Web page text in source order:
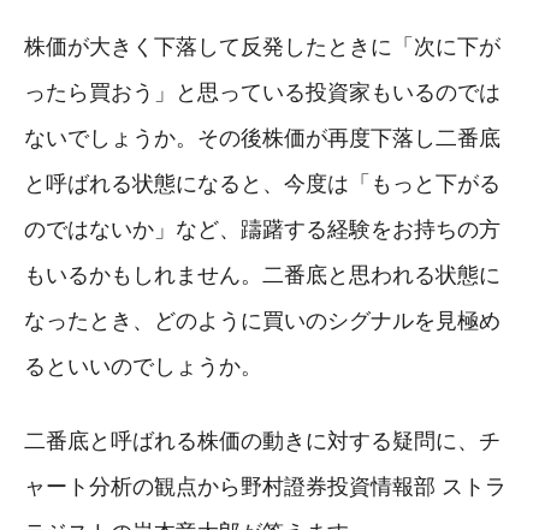
株価が大きく下落して反発したときに「次に下が
ったら買おう」と思っている投資家もいるのでは
ないでしょうか。その後株価が再度下落し二番底
と呼ばれる状態になると、今度は「もっと下がる
のではないか」など、躊躇する経験をお持ちの方
もいるかもしれません。二番底と思われる状態に
なったとき、どのように買いのシグナルを見極め
るといいのでしょうか。
二番底と呼ばれる株価の動きに対する疑問に、チ
ャート分析の観点から野村證券投資情報部 ストラ